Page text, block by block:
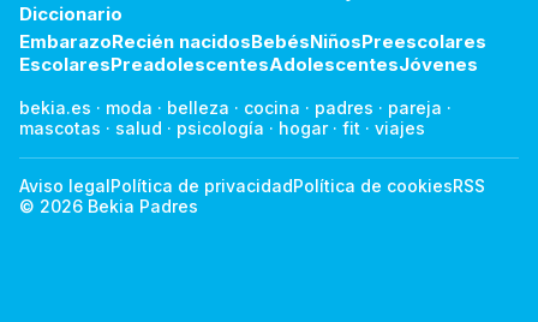
Diccionario
EmbarazoRecién nacidosBebésNiñosPreescolares
EscolaresPreadolescentesAdolescentesJóvenes
bekia.es · moda · belleza · cocina · padres · pareja ·
mascotas · salud · psicología · hogar· fit · viajes
Aviso legalPolítica de privacidadPolítica de cookiesRSS
© 2026 Bekia Padres